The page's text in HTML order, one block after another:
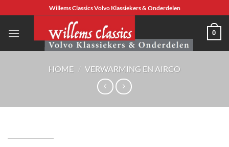
naar
inhoud
Willems Classics Volvo Klassiekers & Onderdelen
0
HOME / VERWARMING EN AIRCO